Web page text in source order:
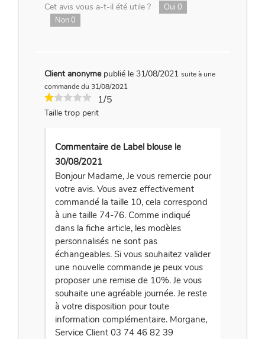
Cet avis vous a-t-il été utile ?
Oui 0
Non0
Client anonyme publié le 31/08/2021 suite à une
commande du 31/08/2021
1/5
Taille trop perit
Commentaire de Label blouse le
30/08/2021
Bonjour Madame, Je vous remercie pour
votre avis. Vous avez effectivement
commandé la taille 10, cela correspond
à une taille 74-76. Comme indiqué
dans la fiche article, les modèles
personnalisés ne sont pas
échangeables. Si vous souhaitez valider
une nouvelle commande je peux vous
proposer une remise de 10%. Je vous
souhaite une agréable journée. Je reste
à votre disposition pour toute
information complémentaire. Morgane,
Service Client 03 74 46 82 39